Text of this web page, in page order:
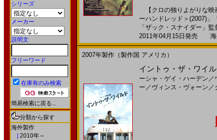
シリーズ
メーカー
説明文
フリーワード
在庫有のみ検索
簡易検索に戻る...
分類から探す
海外製作
2010年～
【クロの独りよがりな映
ーハンドレッド＞(2007)」
「ザック・スナイダー」
2011年04月15日発売 海
2007年製作（製作国 アメリカ）
イントゥ・ザ・ワイ
ーシャ・ゲイ・ハーデン ／
ー ／ ヴィンス・ヴォーン ／